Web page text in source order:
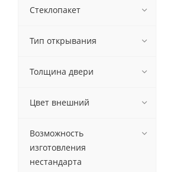
Стеклопакет
Тип открывания
Толщина двери
Цвет внешний
Возможность
изготовления
нестандарта